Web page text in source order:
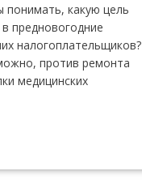
понимать, какую цель
предновогодние
налогоплательщиков?
против ремонта
медицинских